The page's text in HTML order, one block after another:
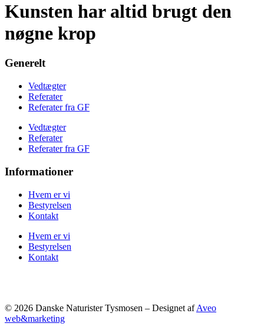
Kunsten har altid brugt den
nøgne krop
Generelt
Vedtægter
Referater
Referater fra GF
Vedtægter
Referater
Referater fra GF
Informationer
Hvem er vi
Bestyrelsen
Kontakt
Hvem er vi
Bestyrelsen
Kontakt
© 2026 Danske Naturister Tysmosen – Designet afAveo
web&marketing